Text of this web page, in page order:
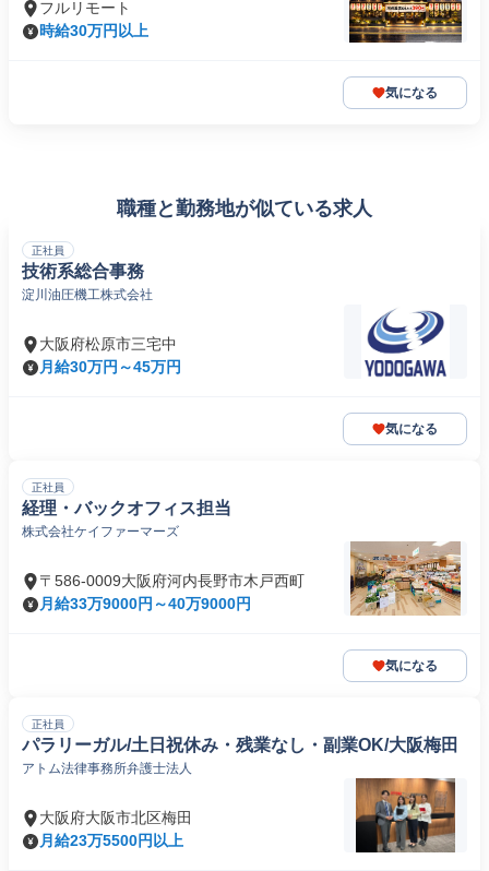
フルリモート
時給30万円以上
気になる
職種と勤務地が似ている求人
正社員
技術系総合事務
淀川油圧機工株式会社
大阪府松原市三宅中
月給30万円～45万円
気になる
正社員
経理・バックオフィス担当
株式会社ケイファーマーズ
〒586-0009大阪府河内長野市木戸西町
月給33万9000円～40万9000円
気になる
正社員
パラリーガル/土日祝休み・残業なし・副業OK/大阪梅田
アトム法律事務所弁護士法人
大阪府大阪市北区梅田
月給23万5500円以上